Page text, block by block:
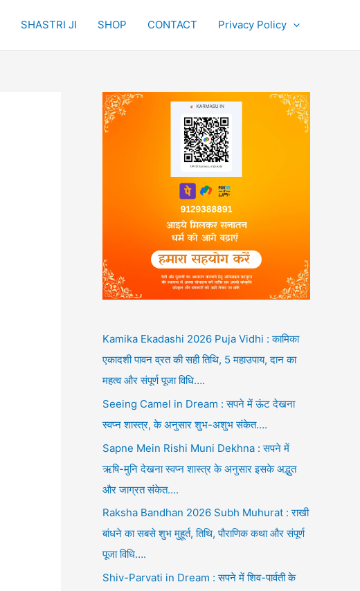
SHASTRI JI SHOP CONTACT Privacy Policy
Kamika Ekadashi 2026 Puja Vidhi : कामिका
एकादशी पावन व्रत की सही तिथि, 5 महाउपाय, दान का
महत्व और संपूर्ण पूजा विधि….
Seeing Camel in Dream : सपने में ऊंट देखना
स्वप्न शास्त्र, के अनुसार शुभ-अशुभ संकेत….
Sapne Mein Rishi Muni Dekhna : सपने में
ऋषि-मुनि देखना स्वप्न शास्त्र के अनुसार इसके अद्भुत
और जाग्रत संकेत….
Raksha Bandhan 2026 Subh Muhurat : राखी
बांधने का सबसे शुभ मुहूर्त, तिथि, पौराणिक कथा और संपूर्ण
पूजा विधि….
Shiv-Parvati in Dream : सपने में शिव-पार्वती के